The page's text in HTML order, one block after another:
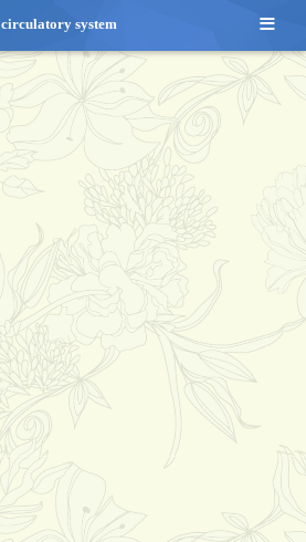
≡
circulatory system